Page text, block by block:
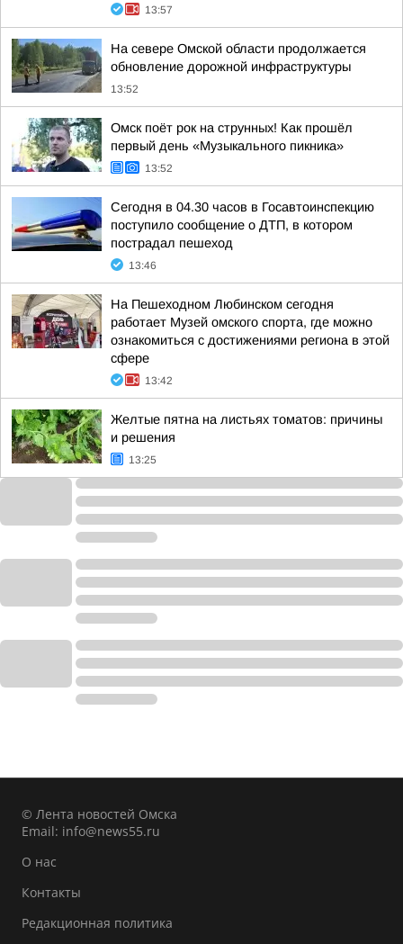
13:57
На севере Омской области продолжается
обновление дорожной инфраструктуры
13:52
Омск поёт рок на струнных! Как прошёл
первый день «Музыкального пикника»
13:52
Сегодня в 04.30 часов в Госавтоинспекцию
поступило сообщение о ДТП, в котором
пострадал пешеход
13:46
На Пешеходном Любинском сегодня
работает Музей омского спорта, где можно
ознакомиться с достижениями региона в этой
сфере
13:42
Желтые пятна на листьях томатов: причины
и решения
13:25
© Лента новостей Омска
Email: info@news55.ru
О нас
Контакты
Редакционная политика